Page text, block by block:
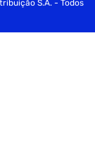
S.A. - Todos